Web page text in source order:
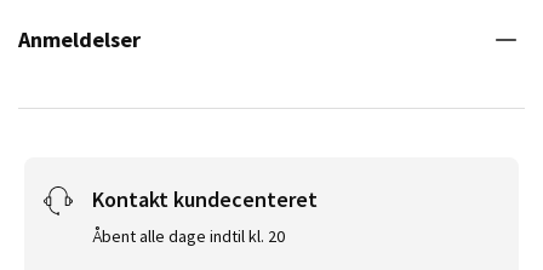
Anmeldelser
Kontakt kundecenteret
Åbent alle dage indtil kl. 20